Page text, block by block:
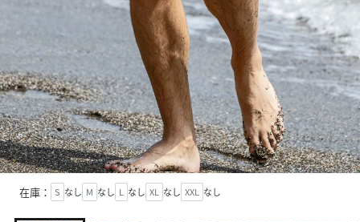
在庫： S なし M なし L なし XL なし XXL なし